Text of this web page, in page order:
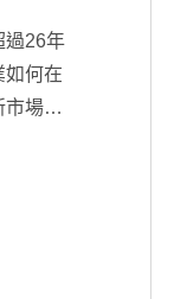
過26年
如何在
場及
行銷